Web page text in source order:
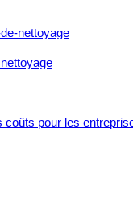
pour les